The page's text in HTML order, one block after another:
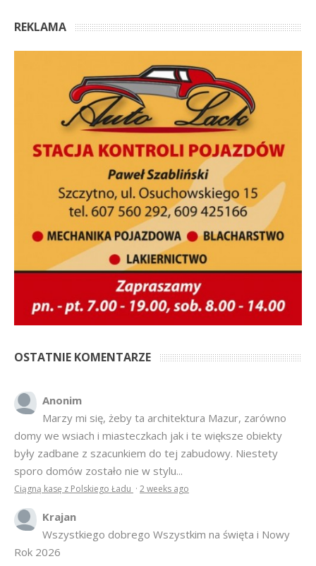
REKLAMA
OSTATNIE KOMENTARZE
Anonim
Marzy mi się, żeby ta architektura Mazur, zarówno
domy we wsiach i miasteczkach jak i te większe obiekty
były zadbane z szacunkiem do tej zabudowy. Niestety
sporo domów zostało nie w stylu...
Ciągną kasę z Polskiego Ładu · 2 weeks ago
Krajan
Wszystkiego dobrego Wszystkim na święta i Nowy
Rok 2026